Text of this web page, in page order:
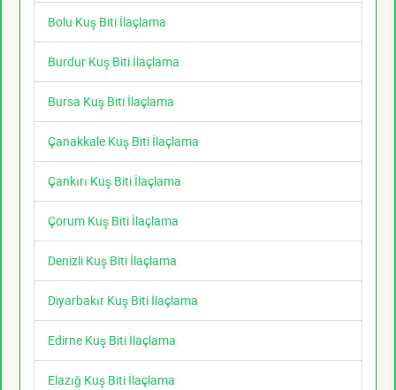
Bolu Kuş Biti İlaçlama
Burdur Kuş Biti İlaçlama
Bursa Kuş Biti İlaçlama
Çanakkale Kuş Biti İlaçlama
Çankırı Kuş Biti İlaçlama
Çorum Kuş Biti İlaçlama
Denizli Kuş Biti İlaçlama
Diyarbakır Kuş Biti İlaçlama
Edirne Kuş Biti İlaçlama
Elazığ Kuş Biti İlaçlama